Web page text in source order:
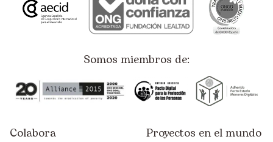
Somos miembros de:
Colabora Proyectos en el mundo